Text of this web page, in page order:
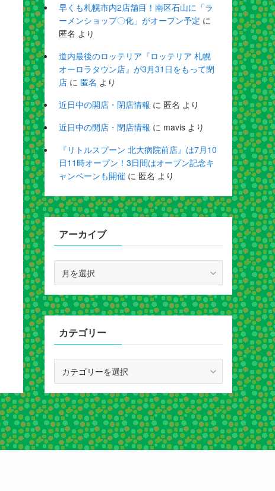
早くも札幌市内2店舗目！南区石山に「ラ
ーメンショップ〇化」がオープン予定 に
匿名 より
道内最後のロッテリア『ロッテリア 札幌
オーロラタウン店』が3月31日をもって閉
店 に 匿名 より
近日中の開店・閉店情報 に 匿名 より
近日中の開店・閉店情報 に mavis より
『リトルスプーン 北大病院前店』は7月10
日11時オープン！3日間はオープン記念キ
ャンペーンも開催 に 匿名 より
アーカイブ
カ
イ
ブ
カテゴリー
ゴ
リ
ー